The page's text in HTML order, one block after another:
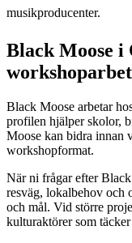
musikproducenter.
Black Moose i
Black Moose arbetar
profilen hjälper skolor,
Moose kan bidra innan
workshopformat.
När ni frågar efter
resväg, lokalbehov och
och mål. Vid större
kulturaktörer som